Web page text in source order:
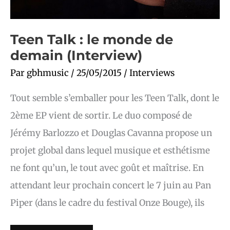
Teen Talk : le monde de
demain (Interview)
Par gbhmusic / 25/05/2015 / Interviews
Tout semble s’emballer pour les Teen Talk, dont le
2ème EP vient de sortir. Le duo composé de
Jérémy Barlozzo et Douglas Cavanna propose un
projet global dans lequel musique et esthétisme
ne font qu’un, le tout avec goût et maîtrise. En
attendant leur prochain concert le 7 juin au Pan
Piper (dans le cadre du festival Onze Bouge), ils